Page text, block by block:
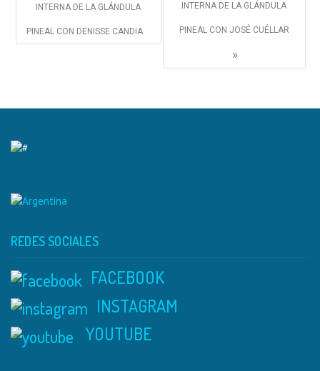
INTERNA DE LA GLÁNDULA
PINEAL CON DENISSE CANDIA
INTERNA DE LA GLÁNDULA
PINEAL CON JOSÉ CUÉLLAR
»
REDES SOCIALES
FACEBOOK
INSTAGRAM
YOUTUBE